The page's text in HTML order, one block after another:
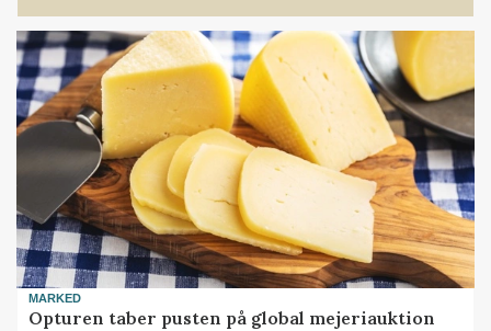
MARKED
Opturen taber pusten på global mejeriauktion